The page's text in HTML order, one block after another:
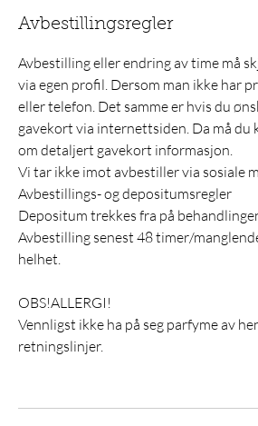
Avbestillingsregler
Avbestilling eller endring av time må
via egen profil. Dersom man ikke har
eller telefon. Det samme er hvis du
gavekort via internettsiden. Da må du
om detaljert gavekort informasjon.
Vi tar ikke imot avbestiller via sosiale
Avbestillings- og depositumsregler
Depositum trekkes fra på
Avbestilling senest 48 timer/
helhet.
OBS!ALLERGI!
Vennligst ikke ha på seg parfyme av
retningslinjer.